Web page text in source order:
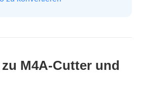
M4A‑Cutter und